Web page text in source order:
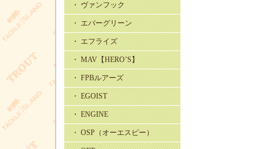
・ ヴァンフック
・ エバーグリーン
・ エフライズ
・ MAV【HERO’S】
・ FPBルアーズ
・ EGOIST
・ ENGINE
・ OSP（オーエスピー）